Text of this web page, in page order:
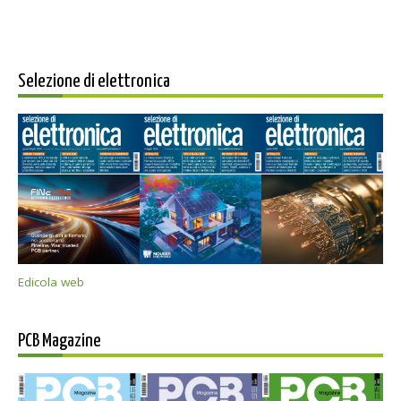
Selezione di elettronica
Edicola web
PCB Magazine